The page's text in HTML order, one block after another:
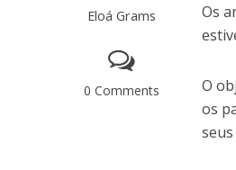
Eloá Grams
0 Comments
Os
O
os